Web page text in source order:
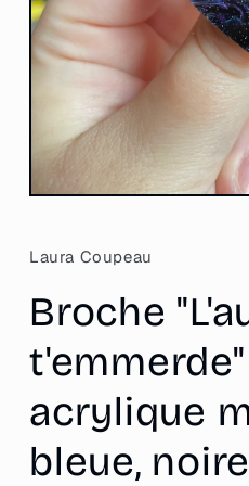
Ouvrir
1
dans
fenêtre
modale
Laura Coupeau
Broche
acrylique
bleue,